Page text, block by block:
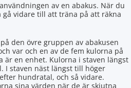
av en abakus. När du
vidare till att träna på att räkna
den övre gruppen av abakusen
var och en av de fem kulorna på
är en enhet. Kulorna i staven längst
I staven näst längst till höger
hundratal, och så vidare.
sina värden när de är skjutna